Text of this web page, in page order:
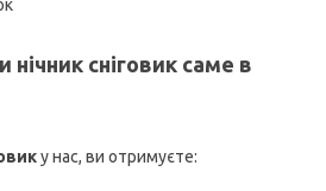
сніговик саме в
у нас, ви отримуєте: